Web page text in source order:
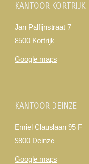
KANTOOR KORTRIJK
Jan Palfijnstraat 7
8500 Kortrijk
Google maps
KANTOOR DEINZE
Emiel Clauslaan 95 F
9800 Deinze
Google maps